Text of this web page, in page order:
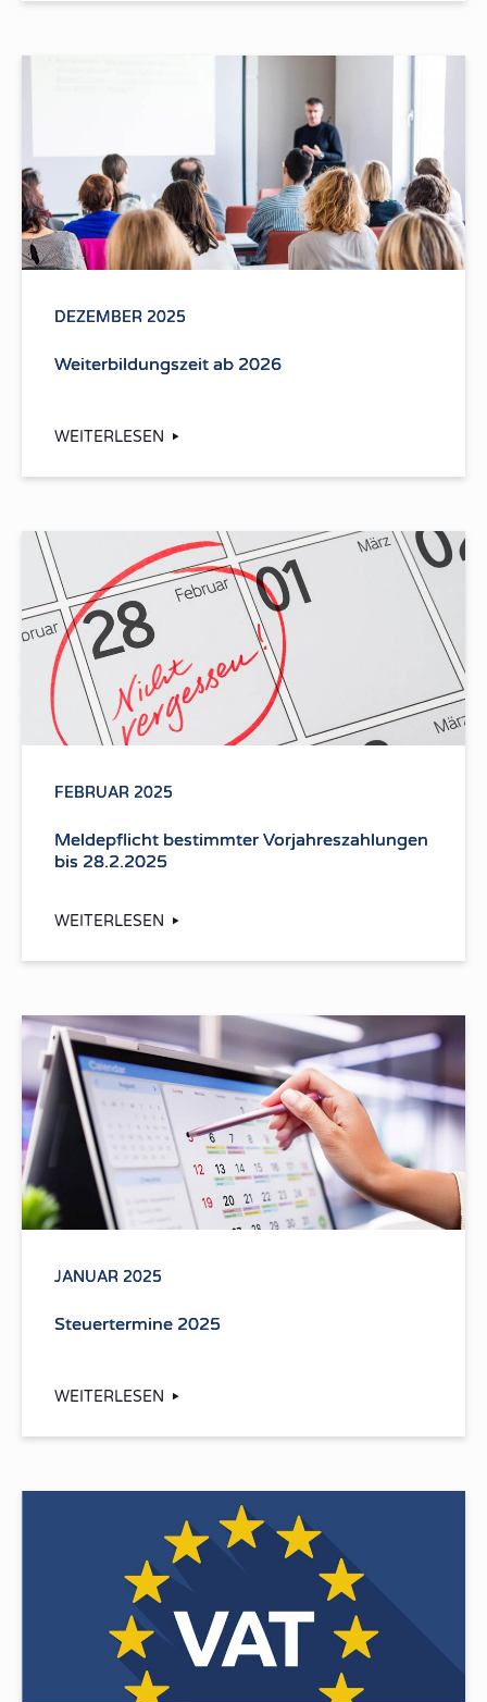
DEZEMBER 2025
Weiterbildungszeit ab 2026
WEITERLESEN
FEBRUAR 2025
Meldepflicht bestimmter Vorjahreszahlungen
bis 28.2.2025
WEITERLESEN
JANUAR 2025
Steuertermine 2025
WEITERLESEN